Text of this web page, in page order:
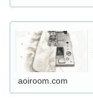
aoiroom.com